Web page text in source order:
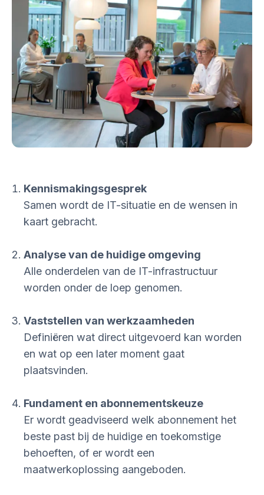
Kennismakingsgesprek
Samen wordt de IT-situatie en de wensen in
kaart gebracht.
Analyse van de huidige omgeving
Alle onderdelen van de IT-infrastructuur
worden onder de loep genomen.
Vaststellen van werkzaamheden
Definiëren wat direct uitgevoerd kan worden
en wat op een later moment gaat
plaatsvinden.
Fundament en abonnementskeuze
Er wordt geadviseerd welk abonnement het
beste past bij de huidige en toekomstige
behoeften, of er wordt een
maatwerkoplossing aangeboden.